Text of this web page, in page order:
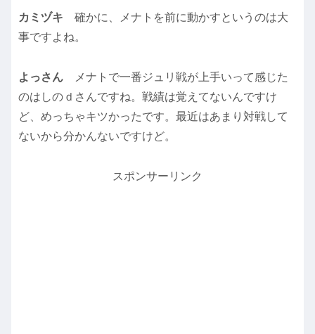
カミヅキ 確かに、メナトを前に動かすというのは大
事ですよね。
よっさん メナトで一番ジュリ戦が上手いって感じた
のはしのｄさんですね。戦績は覚えてないんですけ
ど、めっちゃキツかったです。最近はあまり対戦して
ないから分かんないですけど。
スポンサーリンク